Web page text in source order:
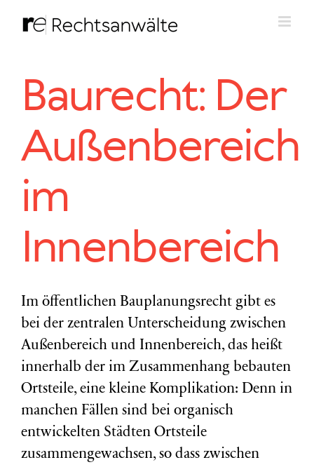
Inhalt
Baurecht: Der
Außenbereich
im
Innenbereich
Im öffentlichen Bauplanungsrecht gibt es
bei der zentralen Unterscheidung zwischen
Außenbereich und Innenbereich, das heißt
innerhalb der im Zusammenhang bebauten
Ortsteile, eine kleine Komplikation: Denn in
manchen Fällen sind bei organisch
entwickelten Städten Ortsteile
zusammengewachsen, so dass zwischen